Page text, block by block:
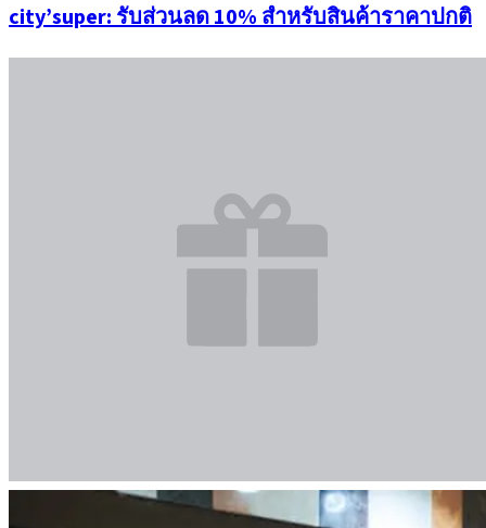
city’super: รับส่วนลด 10% สำหรับสินค้าราคาปกติ